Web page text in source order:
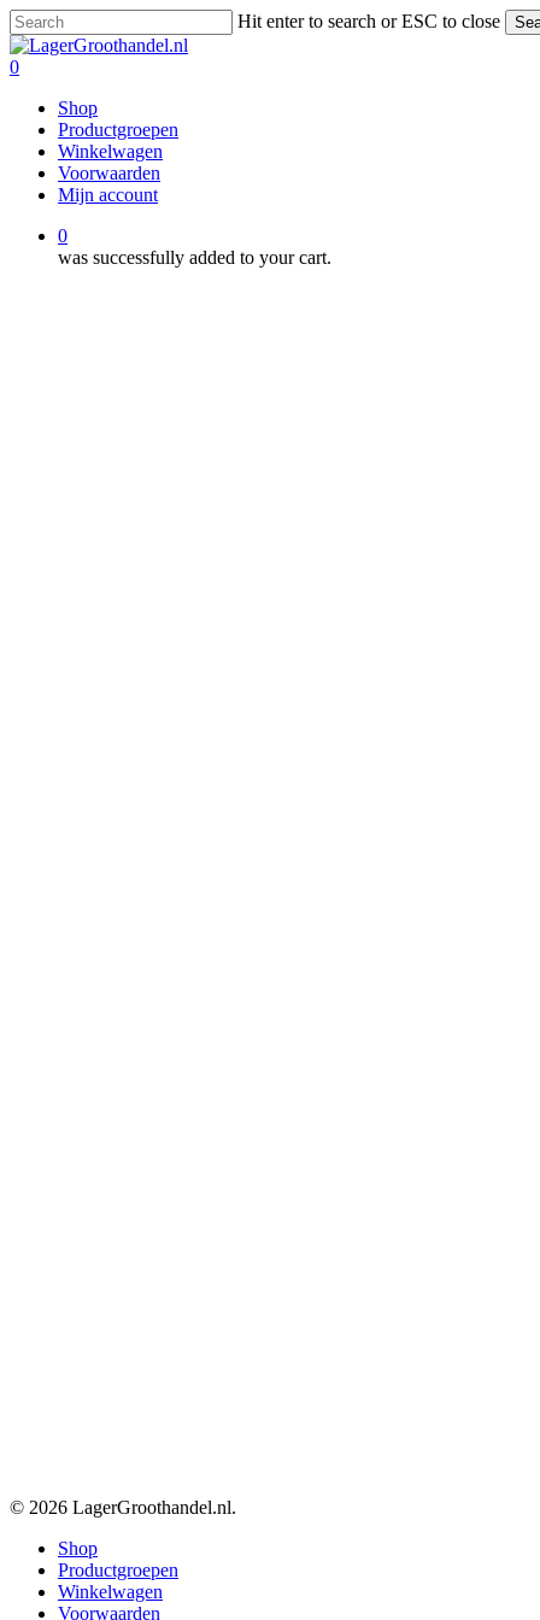
Skip
to
main
Hit enter to search or ESC to close
Close
Search
0
Shop
Productgroepen
Winkelwagen
Voorwaarden
Mijn account
0
was successfully added to your cart.
© 2026 LagerGroothandel.nl.
Close
Menu
Shop
Productgroepen
Winkelwagen
Voorwaarden